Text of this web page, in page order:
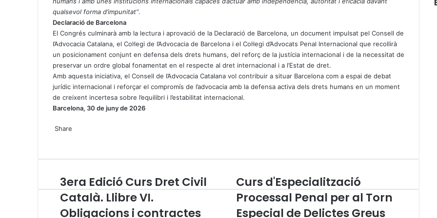
qualsevol forma d’impunitat”.
Declaració de Barcelona
El Congrés culminarà amb la lectura i aprovació de la Declaració de Barcelona, un document impulsat pel Consell de
l’Advocacia Catalana, el Col·legi de l’Advocacia de Barcelona i el Col·legi d’Advocats Penal Internacional que recollirà
un posicionament conjunt en defensa dels drets humans, del reforç de la justícia internacional i de la necessitat de
preservar un ordre global fonamentat en el respecte al dret internacional i a l’Estat de dret.
Amb aquesta iniciativa, el Consell de l’Advocacia Catalana vol contribuir a situar Barcelona com a espai de debat
jurídic internacional i reforçar el compromís de l’advocacia amb la defensa activa dels drets humans en un moment
de creixent incertesa sobre l’equilibri i l’estabilitat internacional.
Barcelona, 30 de juny de 2026
h
s
p
e
g
m
Share
a
A
l
g
r
a
m
a
e
v
i
a
i
t
3
e
r
a
3era Edició Curs Dret Civil
Català. Llibre VI.
Obligacions i contractes
C
u
s
Curs d'Especialització
Processal Penal per al Torn
Especial de Delictes Greus